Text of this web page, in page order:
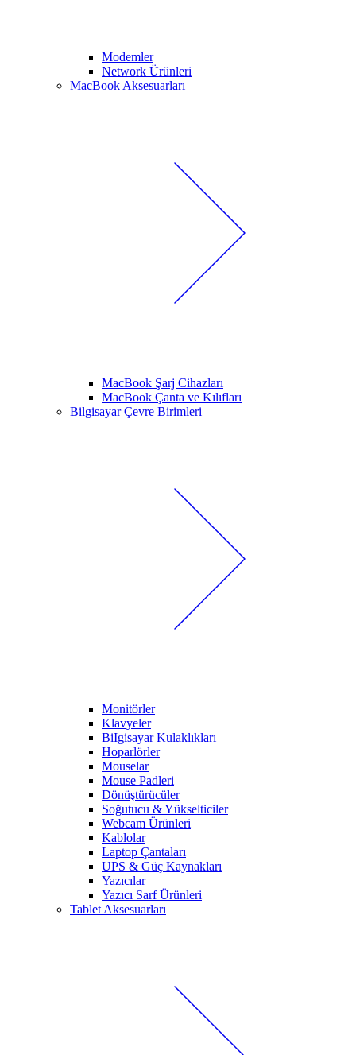
Modemler
Network Ürünleri
MacBook Aksesuarları
MacBook Şarj Cihazları
MacBook Çanta ve Kılıfları
Bilgisayar Çevre Birimleri
Monitörler
Klavyeler
BiIgisayar Kulaklıkları
Hoparlörler
Mouselar
Mouse Padleri
Dönüştürücüler
Soğutucu & Yükselticiler
Webcam Ürünleri
Kablolar
Laptop Çantaları
UPS & Güç Kaynakları
Yazıcılar
Yazıcı Sarf Ürünleri
Tablet Aksesuarları